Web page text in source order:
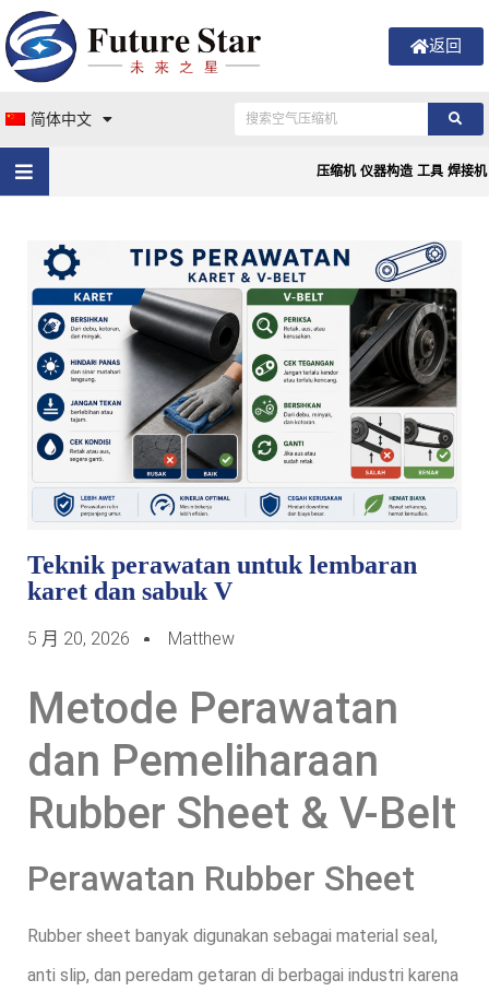
返回
简体中文
压缩机 仪器构造 工具 焊接机
Teknik perawatan untuk lembaran
karet dan sabuk V
5 月 20, 2026 Matthew
Metode Perawatan
dan Pemeliharaan
Rubber Sheet & V-Belt
Perawatan Rubber Sheet
Rubber sheet banyak digunakan sebagai material seal,
anti slip, dan peredam getaran di berbagai industri karena